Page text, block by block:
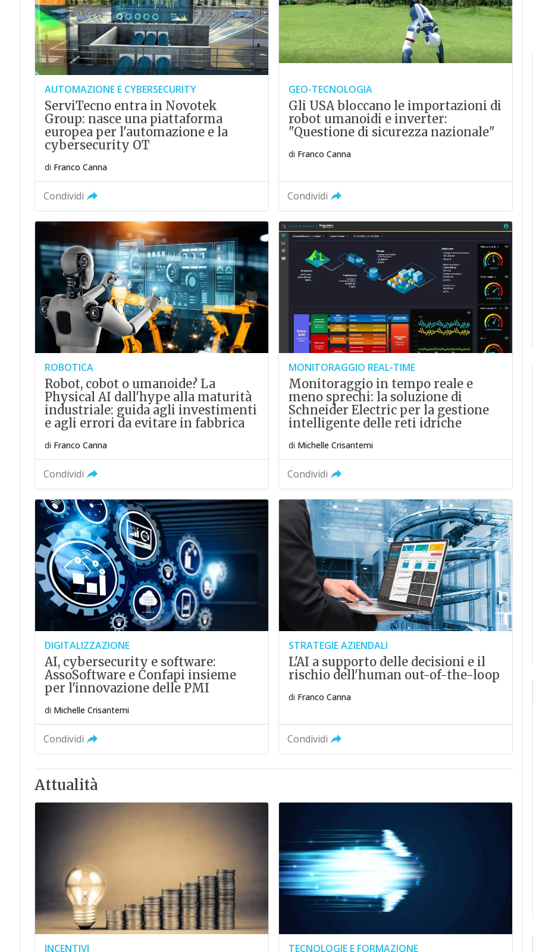
AUTOMAZIONE E CYBERSECURITY
ServiTecno entra in Novotek
Group: nasce una piattaforma
europea per l'automazione e la
cybersecurity OT
di Franco Canna
Condividi
GEO-TECNOLOGIA
Gli USA bloccano le importazioni di
robot umanoidi e inverter:
"Questione di sicurezza nazionale"
di Franco Canna
Condividi
ROBOTICA
Robot, cobot o umanoide? La
Physical AI dall'hype alla maturità
industriale: guida agli investimenti
e agli errori da evitare in fabbrica
di Franco Canna
Condividi
MONITORAGGIO REAL-TIME
Monitoraggio in tempo reale e
meno sprechi: la soluzione di
Schneider Electric per la gestione
intelligente delle reti idriche
di Michelle Crisantemi
Condividi
DIGITALIZZAZIONE
AI, cybersecurity e software:
AssoSoftware e Confapi insieme
per l'innovazione delle PMI
di Michelle Crisantemi
Condividi
STRATEGIE AZIENDALI
L'AI a supporto delle decisioni e il
rischio dell'human out-of-the-loop
di Franco Canna
Condividi
Attualità
INCENTIVI TECNOLOGIE E FORMAZIONE